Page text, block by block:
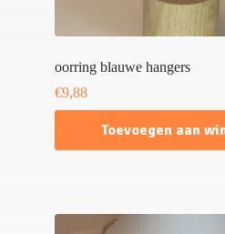
oorring blauwe hangers
€9,88
Toevoegen aan